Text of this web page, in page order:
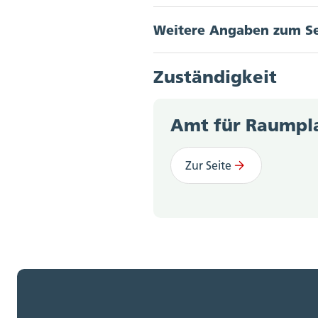
§ 18 Planungs- und
Weitere Angaben zum
Akkordeon Button
Erschliessungsplan,
Zuständigkeit
Amt für
Zur Seite